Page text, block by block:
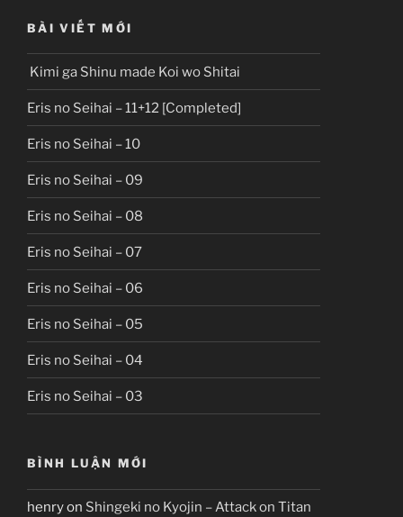
BÀI VIẾT MỚI
Kimi ga Shinu made Koi wo Shitai
Eris no Seihai – 11+12 [Completed]
Eris no Seihai – 10
Eris no Seihai – 09
Eris no Seihai – 08
Eris no Seihai – 07
Eris no Seihai – 06
Eris no Seihai – 05
Eris no Seihai – 04
Eris no Seihai – 03
BÌNH LUẬN MỚI
henryon Shingeki no Kyojin – Attack on Titan